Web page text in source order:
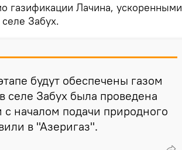
газификации Лачина, ускоренными
Забух.
будут обеспечены газом
селе Забух была проведена
с началом подачи природного
в "Азеригаз".